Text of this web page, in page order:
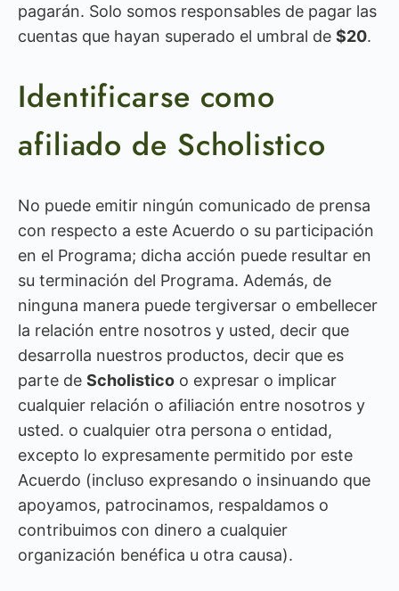
pagarán. Solo somos responsables de pagar las
cuentas que hayan superado el umbral de $20.
Identificarse como
afiliado de Scholistico
No puede emitir ningún comunicado de prensa
con respecto a este Acuerdo o su participación
en el Programa; dicha acción puede resultar en
su terminación del Programa. Además, de
ninguna manera puede tergiversar o embellecer
la relación entre nosotros y usted, decir que
desarrolla nuestros productos, decir que es
parte de Scholistico o expresar o implicar
cualquier relación o afiliación entre nosotros y
usted. o cualquier otra persona o entidad,
excepto lo expresamente permitido por este
Acuerdo (incluso expresando o insinuando que
apoyamos, patrocinamos, respaldamos o
contribuimos con dinero a cualquier
organización benéfica u otra causa).